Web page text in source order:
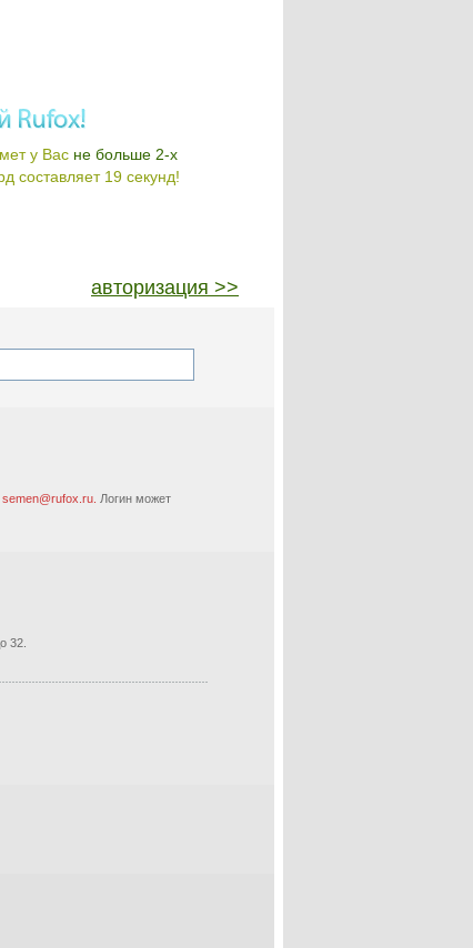
у Вас не больше 2-х
составляет 19 секунд!
авторизация >>
semen@rufox.ru. Логин может
32.